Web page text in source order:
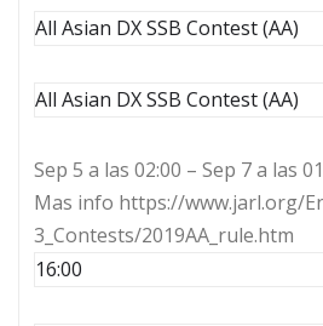
All Asian DX SSB Contest (AA)
All Asian DX SSB Contest (AA)
Sep 5 a las 02:00 – Sep 7 a las
Mas info https://www.jarl.org/
3_Contests/2019AA_rule.htm
16:00